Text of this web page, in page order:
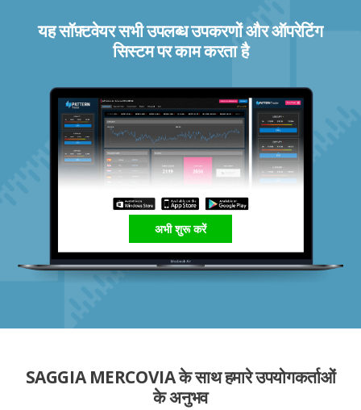
यह सॉफ़्टवेयर सभी उपलब्ध उपकरणों और ऑपरेटिंग
सिस्टम पर काम करता है
अभी शुरू करें
SAGGIA MERCOVIA के साथ हमारे उपयोगकर्ताओं
के अनुभव